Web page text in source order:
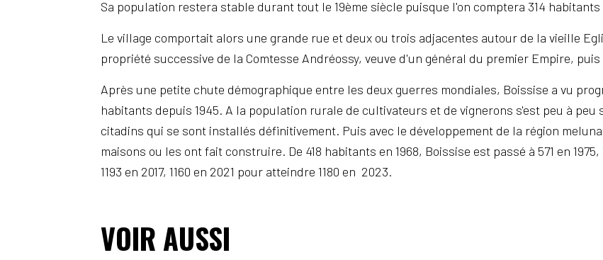
Sa population restera stable durant tout le 19ème siècle puisque l'on comptera 314 habitants
Le village comportait alors une grande rue et deux ou trois adjacentes autour de la vieille
propriété successive de la Comtesse Andréossy, veuve d'un général du premier Empire,
Après une petite chute démographique entre les deux guerres mondiales, Boissise a vu
habitants depuis 1945. A la population rurale de cultivateurs et de vignerons s'est peu à
citadins qui se sont installés définitivement. Puis avec le développement de la région
maisons ou les ont fait construire. De 418 habitants en 1968, Boissise est passé à 571 en 1975,
1193 en 2017, 1160 en 2021 pour atteindre 1180 en 2023.
VOIR AUSSI